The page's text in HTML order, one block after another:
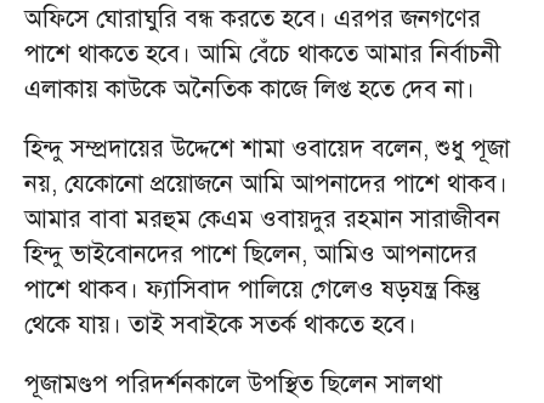
অফিসে ঘোরাঘুরি বন্ধ করতে হবে। এরপর জনগণের
পাশে থাকতে হবে। আমি বেঁচে থাকতে আমার নির্বাচনী
এলাকায় কাউকে অনৈতিক কাজে লিপ্ত হতে দেব না।
হিন্দু সম্প্রদায়ের উদ্দেশে শামা ওবায়েদ বলেন, শুধু পূজা
নয়, যেকোনো প্রয়োজনে আমি আপনাদের পাশে থাকব।
আমার বাবা মরহুম কেএম ওবায়দুর রহমান সারাজীবন
হিন্দু ভাইবোনদের পাশে ছিলেন, আমিও আপনাদের
পাশে থাকব। ফ্যাসিবাদ পালিয়ে গেলেও ষড়যন্ত্র কিন্তু
থেকে যায়। তাই সবাইকে সতর্ক থাকতে হবে।
পূজামণ্ডপ পরিদর্শনকালে উপস্থিত ছিলেন সালথা